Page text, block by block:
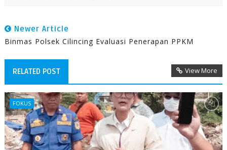
Newer Article
Binmas Polsek Cilincing Evaluasi Penerapan PPKM
RELATED POST View More
FOKUS